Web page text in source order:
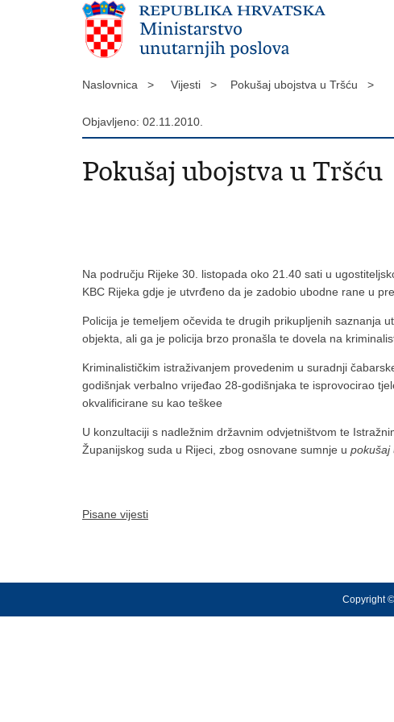
Naslovnica > Vijesti > Pokušaj ubojstva u Tršću >
Objavljeno: 02.11.2010.
Pokušaj ubojstva u Tršću
Na području Rijeke 30. listopada oko 21.40 sati u
KBC Rijeka gdje je utvrđeno da je zadobio ubodne rane u
Policija je temeljem očevida te drugih prikupljenih saznanja
objekta, ali ga je policija brzo pronašla te dovela na
Kriminalističkim istraživanjem provedenim u suradnji
godišnjak verbalno vrijeđao 28-godišnjaka te isprovocirao
okvalificirane su kao teškee
U konzultaciji s nadležnim državnim odvjetništvom te
Županijskog suda u Rijeci, zbog osnovane sumnje u pokušaj
Pisane vijesti
Copyright